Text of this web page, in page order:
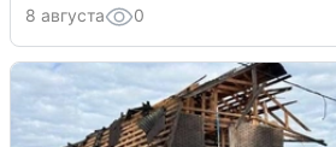
8 августа 0